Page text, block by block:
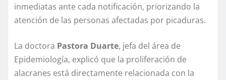
inmediatas ante cada notificación, priorizando la
atención de las personas afectadas por picaduras.
La doctora Pastora Duarte, jefa del área de
Epidemiología, explicó que la proliferación de
alacranes está directamente relacionada con la